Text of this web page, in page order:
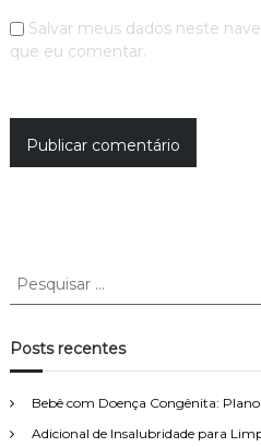
Salvar meus dados neste
que eu comentar.
P
q
u
s
a
Posts recentes
Bebê com Doença Congênita:
Adicional de Insalubridade para